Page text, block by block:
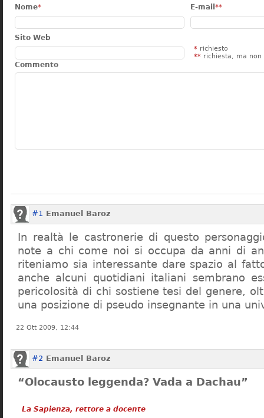
Nome* E-mail **
Sito Web
* richiesto
** richiesta, ma non
Commento
#1 Emanuel Baroz
In realtà le castronerie di questo
note a chi come noi si occupa da anni di
riteniamo sia interessante dare spazio al fatto
anche alcuni quotidiani italiani sembrano
pericolosità di chi sostiene tesi del genere,
una posizione di pseudo insegnante in una
22 Ott 2009, 12:44
#2 Emanuel Baroz
“Olocausto leggenda? Vada a Dachau”
La Sapienza, rettore a docente